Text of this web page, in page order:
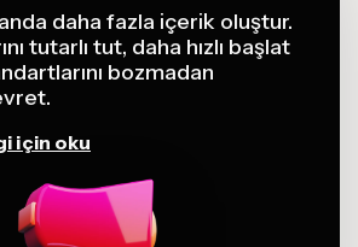
daha fazla içerik oluştur.
tutarlı tut, daha hızlı başlat
bozmadan
için oku